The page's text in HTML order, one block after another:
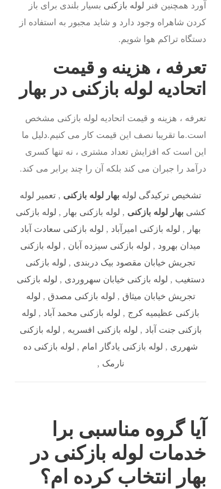
آورد همچنین فنر لوله بازکنی بسیار بلندی برای باز
کردن شاهراه وجود دارد و شاید مجبور به استفاده از
دستگاه تراکم هوا شویم.
تعرفه ، هزینه و قیمت
اتحادیه لوله بازکنی در بهار
تعرفه ، هزینه و قیمت اتحادیه لوله بازکنی مشخص
است.ما تقریبا نصف این قیمت کار می کنیم.دلیل ما
این است که افزایش تعداد مشتری ، نه تنها کسری
درآمد را جبران می کند بلکه آن را چند برابر می کند.
تشخیص ترکیدگی لوله بهار لوله بازکنی , تعمیر لوله
کشیبهار لوله بازکنی , لوله بازکنی بهار , لوله بازکنی
بهار , لوله بازکنی امیرآباد , لوله بازکنی سعادت آباد
میدان بهرود , لوله بازکنی سیزده آبان , لوله بازکنی
تجریش خیابان مقصود بیک دربندی , لوله بازکنی
دستغیب , لوله بازکنی خیابان سهروردی , لوله بازکنی
تجریش خیابان میثاق , لوله بازکنی مصدق , لوله
بازکنی عظیمیه کرج , لوله بازکنی محمد آباد , لوله
بازکنی جنت آباد , لوله بازکنی افسریه , لوله بازکنی
شهرری , لوله بازکنی یادگار امام , لوله بازکنی ده
نارمک ,
آیا گروه مناسبی برا
خدمات لوله بازکنی در
بهار انتخاب کرده ام؟